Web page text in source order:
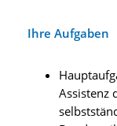
Ihre Aufgaben
Assistenz